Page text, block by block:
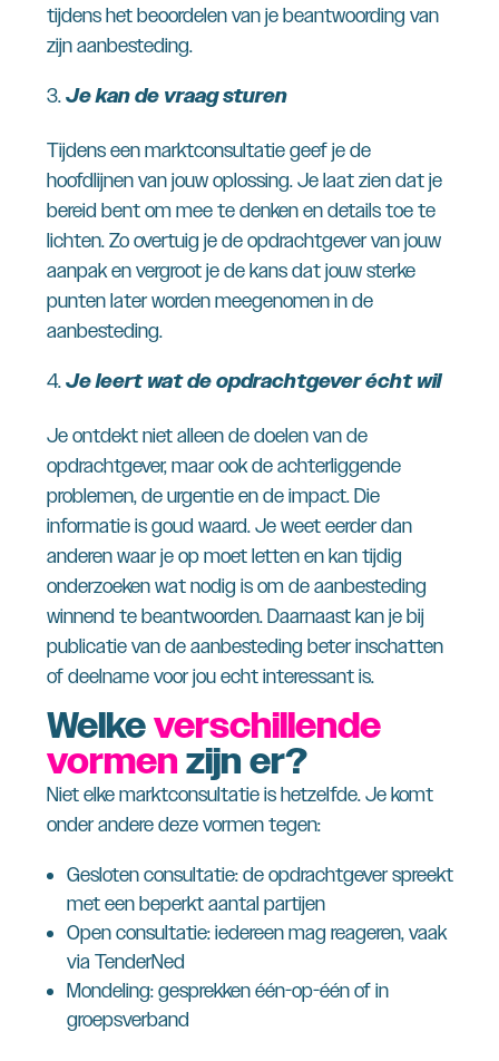
tijdens het beoordelen van je beantwoording van
zijn aanbesteding.
Je kan de vraag sturen
Tijdens een marktconsultatie geef je de
hoofdlijnen van jouw oplossing. Je laat zien dat je
bereid bent om mee te denken en details toe te
lichten. Zo overtuig je de opdrachtgever van jouw
aanpak en vergroot je de kans dat jouw sterke
punten later worden meegenomen in de
aanbesteding.
Je leert wat de opdrachtgever écht wil
Je ontdekt niet alleen de doelen van de
opdrachtgever, maar ook de achterliggende
problemen, de urgentie en de impact. Die
informatie is goud waard. Je weet eerder dan
anderen waar je op moet letten en kan tijdig
onderzoeken wat nodig is om de aanbesteding
winnend te beantwoorden. Daarnaast kan je bij
publicatie van de aanbesteding beter inschatten
of deelname voor jou echt interessant is.
Welkeverschillende
vormenzijn er?
Niet elke marktconsultatie is hetzelfde. Je komt
onder andere deze vormen tegen:
Gesloten consultatie: de opdrachtgever spreekt
met een beperkt aantal partijen
Open consultatie: iedereen mag reageren, vaak
via TenderNed
Mondeling: gesprekken één-op-één of in
groepsverband